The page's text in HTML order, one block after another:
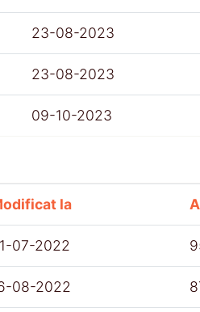
23-08-2023
23-08-2023
09-10-2023
la
07-2022
08-2022